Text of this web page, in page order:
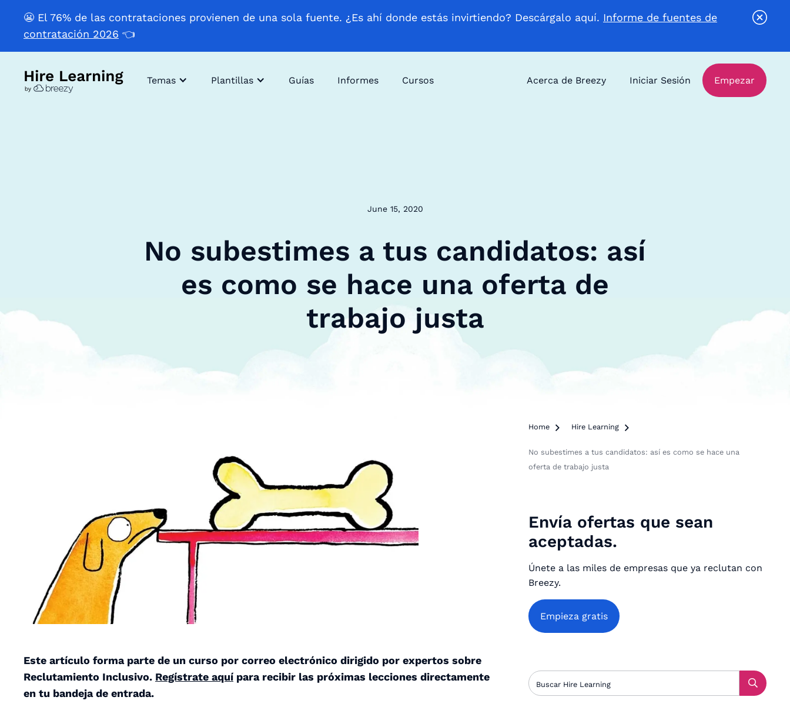
😬 El 76% de las contrataciones provienen de una sola fuente. ¿Es ahí donde estás invirtiendo? Descárgalo aquí. Informe de fuentes de
contratación 2026 👈
Temas Plantillas Guías Informes Cursos Acerca de Breezy Iniciar Sesión Empezar
June 15, 2020
No subestimes a tus candidatos: así
es como se hace una oferta de
trabajo justa
Este artículo forma parte de un curso por correo electrónico dirigido por expertos sobre
Reclutamiento Inclusivo. Regístrate aquí para recibir las próximas lecciones directamente
en tu bandeja de entrada.
Home  Hire Learning 
No subestimes a tus candidatos: así es como se hace una
oferta de trabajo justa
Envía ofertas que sean
aceptadas.
Únete a las miles de empresas que ya reclutan con
Breezy.
Empieza gratis